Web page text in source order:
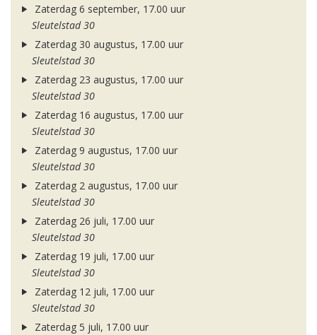
Zaterdag 6 september, 17.00 uur
Sleutelstad 30
Zaterdag 30 augustus, 17.00 uur
Sleutelstad 30
Zaterdag 23 augustus, 17.00 uur
Sleutelstad 30
Zaterdag 16 augustus, 17.00 uur
Sleutelstad 30
Zaterdag 9 augustus, 17.00 uur
Sleutelstad 30
Zaterdag 2 augustus, 17.00 uur
Sleutelstad 30
Zaterdag 26 juli, 17.00 uur
Sleutelstad 30
Zaterdag 19 juli, 17.00 uur
Sleutelstad 30
Zaterdag 12 juli, 17.00 uur
Sleutelstad 30
Zaterdag 5 juli, 17.00 uur